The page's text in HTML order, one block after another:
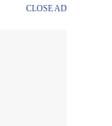
CLOSE AD